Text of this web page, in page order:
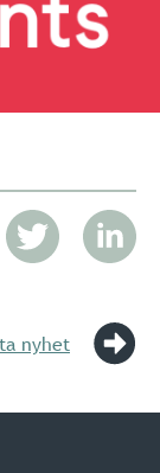
nyhet